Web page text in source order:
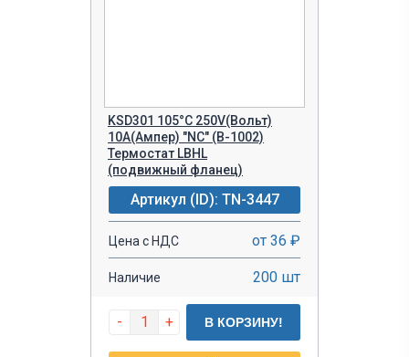
KSD301 105°C 250V(Вольт)
10A(Ампер) "NC" (B-1002)
Термостат LBHL
(подвижный фланец)
Артикул (ID): TN-3447
Цена с НДС от 36 ₽
Наличие 200 шт
- + В КОРЗИНУ!